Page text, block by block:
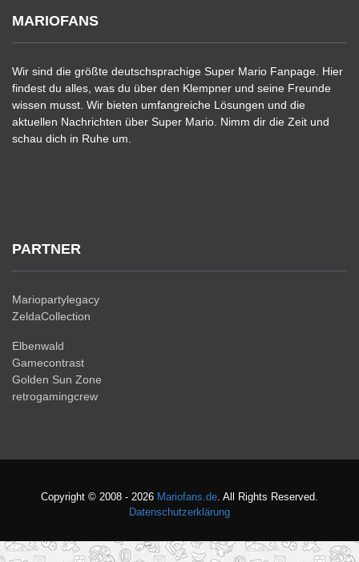
MARIOFANS
Wir sind die größte deutschsprachige Super Mario Fanpage. Hier
findest du alles, was du über den Klempner und seine Freunde
wissen musst. Wir bieten umfangreiche Lösungen und die
aktuellen Nachrichten über Super Mario. Nimm dir die Zeit und
schau dich in Ruhe um.
PARTNER
Mariopartylegacy
ZeldaCollection
Elbenwald
Gamecontrast
Golden Sun Zone
retrogamingcrew
Copyright © 2008 - 2026 Mariofans.de . All Rights Reserved.
Datenschutzerklärung